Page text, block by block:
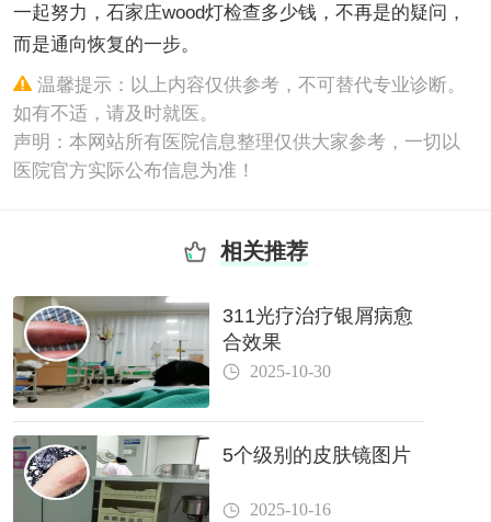
一起努力，石家庄wood灯检查多少钱，不再是的疑问，
而是通向恢复的一步。
温馨提示：以上内容仅供参考，不可替代专业诊断。
如有不适，请及时就医。
声明：本网站所有医院信息整理仅供大家参考，一切以
医院官方实际公布信息为准！
相关推荐
311光疗治疗银屑病愈
合效果
2025-10-30
5个级别的皮肤镜图片
2025-10-16